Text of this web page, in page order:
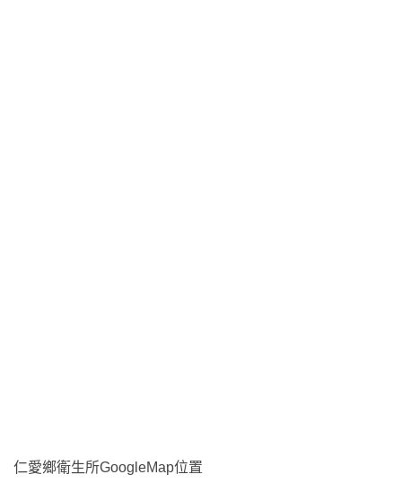
仁愛鄉衛生所GoogleMap位置